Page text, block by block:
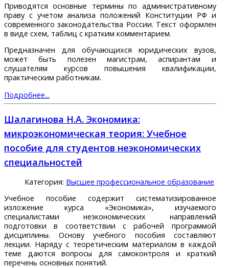
Приводятся основные термины по административному
праву с учетом анализа положений Конституции РФ и
современного законодательства России. Текст оформлен
в виде схем, таблиц с кратким комментарием.
Предназначен для обучающихся юридических вузов,
может быть полезен магистрам, аспирантам и
слушателям курсов повышения квалификации,
практическим работникам.
Подробнее...
Шалагинова Н.А. Экономика:
микроэкономическая теория: Учебное
пособие для студентов неэкономических
специальностей
Категория: Высшее профессиональное образование
Учебное пособие содержит систематизированное
изложение курса «Экономика», изучаемого
специалистами неэкономических направлений
подготовки в соответствии с рабочей программой
дисциплины. Основу учебного пособия составляют
лекции. Наряду с теоретическим материалом в каждой
теме даются вопросы для самоконтроля и краткий
перечень основных понятий.